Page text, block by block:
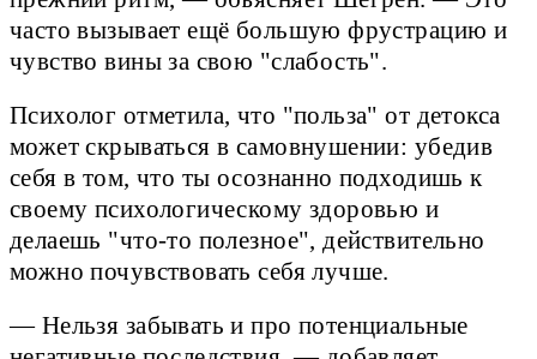
часто вызывает ещё большую фрустрацию и
чувство вины за свою "слабость".
Психолог отметила, что "польза" от детокса
может скрываться в самовнушении: убедив
себя в том, что ты осознанно подходишь к
своему психологическому здоровью и
делаешь "что-то полезное", действительно
можно почувствовать себя лучше.
— Нельзя забывать и про потенциальные